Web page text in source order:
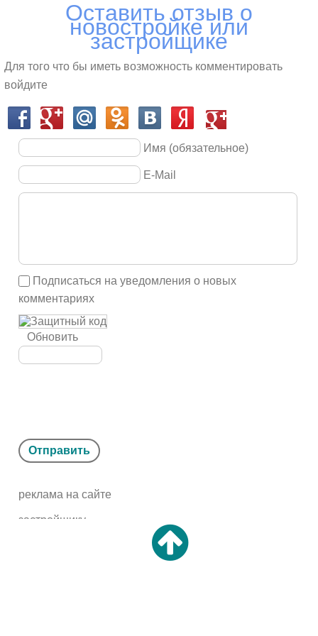
материнский капитал.
Оставить отзыв о
новостройке или
застройщике
Для того что бы иметь возможность комментировать
войдите
Имя (обязательное)
E-Mail
Подписаться на уведомления о новых
комментариях
Обновить
Отправить
реклама на сайте
застройщику